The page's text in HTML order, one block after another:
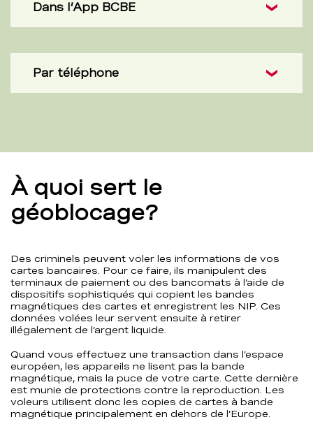
Dans l’App BCBE
Par téléphone
À quoi sert le
géoblocage?
Des criminels peuvent voler les informations de vos
cartes bancaires. Pour ce faire, ils manipulent des
terminaux de paiement ou des bancomats à l’aide de
dispositifs sophistiqués qui copient les bandes
magnétiques des cartes et enregistrent les NIP. Ces
données volées leur servent ensuite à retirer
illégalement de l’argent liquide.
Quand vous effectuez une transaction dans l’espace
européen, les appareils ne lisent pas la bande
magnétique, mais la puce de votre carte. Cette dernière
est munie de protections contre la reproduction. Les
voleurs utilisent donc les copies de cartes à bande
magnétique principalement en dehors de l’Europe.